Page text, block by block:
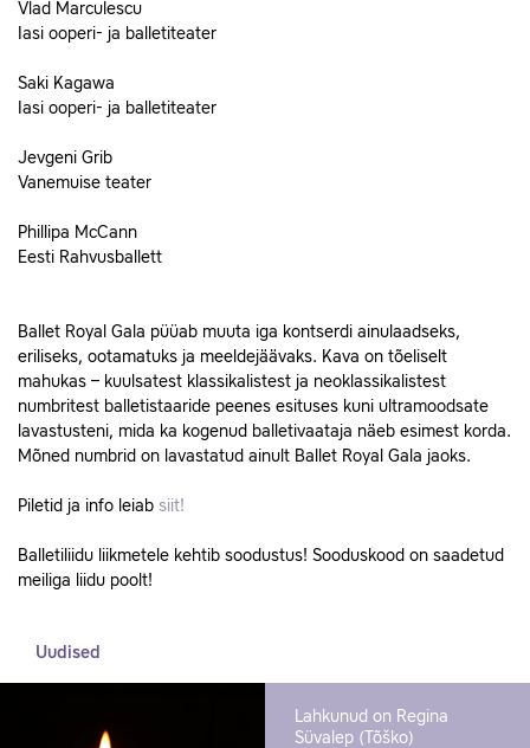
Vlad Marculescu
Iasi ooperi- ja balletiteater
Saki Kagawa
Iasi ooperi- ja balletiteater
Jevgeni Grib
Vanemuise teater
Phillipa McCann
Eesti Rahvusballett
Ballet Royal Gala püüab muuta iga kontserdi ainulaadseks,
eriliseks, ootamatuks ja meeldejäävaks. Kava on tõeliselt
mahukas – kuulsatest klassikalistest ja neoklassikalistest
numbritest balletistaaride peenes esituses kuni ultramoodsate
lavastusteni, mida ka kogenud balletivaataja näeb esimest korda.
Mõned numbrid on lavastatud ainult Ballet Royal Gala jaoks.
Piletid ja info leiab siit!
Balletiliidu liikmetele kehtib soodustus! Sooduskood on saadetud
meiliga liidu poolt!
Uudised
Lahkunud on Regina
Süvalep (Tõško)